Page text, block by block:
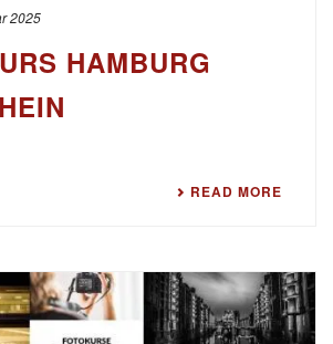
2025
HAMBURG
READ MORE